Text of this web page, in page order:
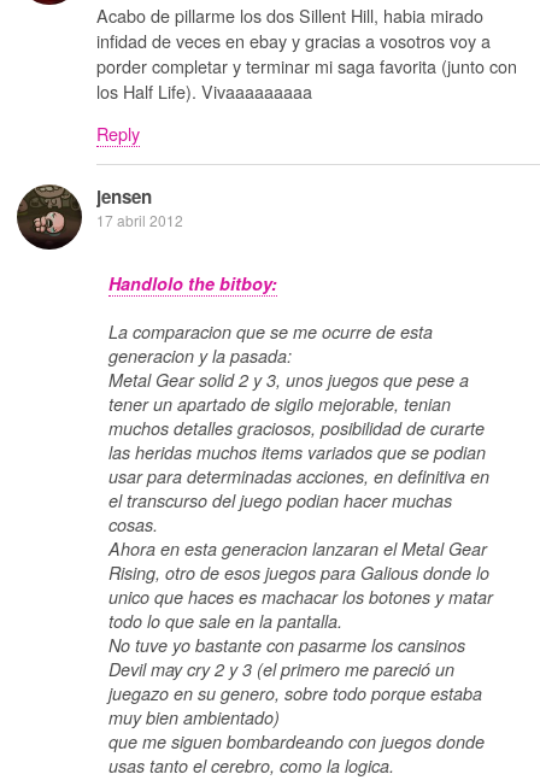
Acabo de pillarme los dos Sillent Hill, habia mirado
infidad de veces en ebay y gracias a vosotros voy a
porder completar y terminar mi saga favorita (junto con
los Half Life). Vivaaaaaaaaa
Reply
jensen
17 abril 2012
Handlolo the bitboy:
La comparacion que se me ocurre de esta
generacion y la pasada:
Metal Gear solid 2 y 3, unos juegos que pese a
tener un apartado de sigilo mejorable, tenian
muchos detalles graciosos, posibilidad de curarte
las heridas muchos items variados que se podian
usar para determinadas acciones, en definitiva en
el transcurso del juego podian hacer muchas
cosas.
Ahora en esta generacion lanzaran el Metal Gear
Rising, otro de esos juegos para Galious donde lo
unico que haces es machacar los botones y matar
todo lo que sale en la pantalla.
No tuve yo bastante con pasarme los cansinos
Devil may cry 2 y 3 (el primero me pareció un
juegazo en su genero, sobre todo porque estaba
muy bien ambientado)
que me siguen bombardeando con juegos donde
usas tanto el cerebro, como la logica.